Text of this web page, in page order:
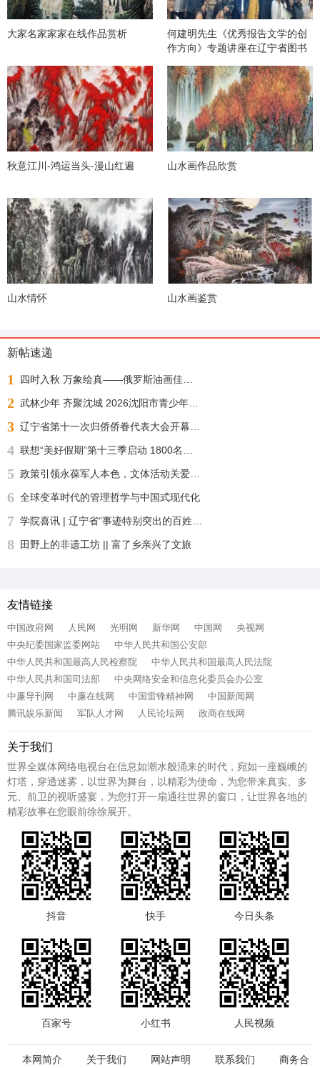
大家名家家家在线作品赏析
何建明先生《优秀报告文学的创
作方向》专题讲座在辽宁省图书
秋意江川-鸿运当头-漫山红遍 山水画作品欣赏
山水情怀 山水画鉴赏
新帖速递
1
2
3
4
5
6 全球变革时代的管理哲学与中国式现代化
7
8 田野上的非遗工坊 || 富了乡亲兴了文旅
友情链接
中国政府网 人民网 光明网 新华网 中国网
央视网
中央纪委国家监委网站
中华人民共和国公安部
中华人民共和国最高人民检察院
中华人民共和国最高人民法院
中华人民共和国司法部
中央网络安全和信息化委员会办公室
中廉导刊网
中廉在线网 中国雷锋精神网
中国新闻网
腾讯娱乐新闻
军队人才网 人民论坛网 政商在线网
关于我们
世界全媒体网络电视台在信息如潮水般涌来的时代，宛如一座巍峨的
灯塔，穿透迷雾，以世界为舞台，以精彩为使命，为您带来真实、多
元、前卫的视听盛宴，为您打开一扇通往世界的窗口，让世界各地的
精彩故事在您眼前徐徐展开。
抖音 快手 今日头条
百家号 小红书 人民视频
本网简介 关于我们 网站声明 联系我们 商务合